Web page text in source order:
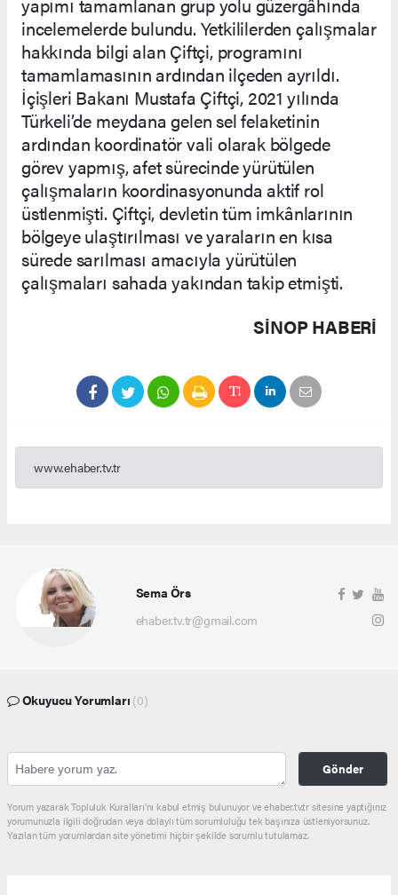
incelemelerde bulundu. Yetkililerden çalışmalar
hakkında bilgi alan Çiftçi, programını
tamamlamasının ardından ilçeden ayrıldı.
İçişleri Bakanı Mustafa Çiftçi, 2021 yılında
Türkeli’de meydana gelen sel felaketinin
ardından koordinatör vali olarak bölgede
görev yapmış, afet sürecinde yürütülen
çalışmaların koordinasyonunda aktif rol
üstlenmişti. Çiftçi, devletin tüm imkânlarının
bölgeye ulaştırılması ve yaraların en kısa
sürede sarılması amacıyla yürütülen
çalışmaları sahada yakından takip etmişti.
SINOP HABERİ
www.ehaber.tv.tr
Sema Örs
ehaber.tv.tr@gmail.com
Okuyucu Yorumları (0)
Gönder
Yorum yazarak Topluluk Kuralları’nı kabul etmiş bulunuyor ve ehaber.tv.tr sitesine yaptığınız
yorumunuzla ilgili doğrudan veya dolaylı tüm sorumluluğu tek başınıza üstleniyorsunuz.
Yazılan tüm yorumlardan site yönetimi hiçbir şekilde sorumlu tutulamaz.